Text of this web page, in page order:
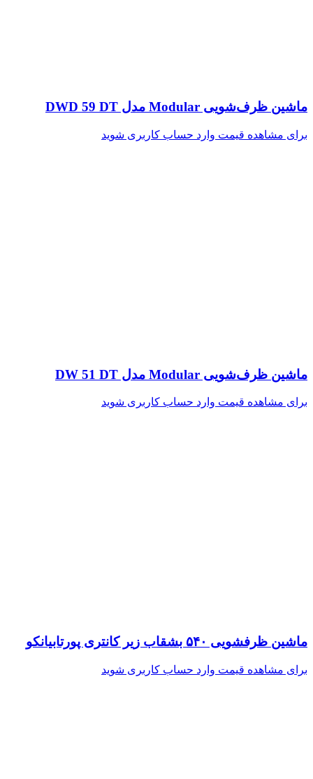
ماشین ظرف‌شویی Modular مدل DWD 59 DT
برای مشاهده قیمت وارد حساب کاربری شوید
ماشین ظرف‌شویی Modular مدل DW 51 DT
برای مشاهده قیمت وارد حساب کاربری شوید
ماشین ظرفشویی ۵۴۰ بشقاب زیر کانتری پورتابیانکو
برای مشاهده قیمت وارد حساب کاربری شوید